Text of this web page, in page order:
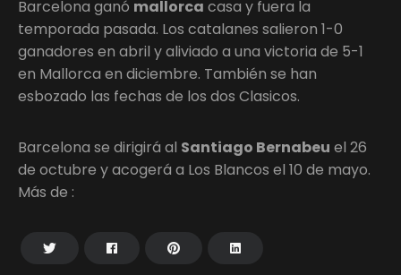
Barcelona ganó mallorca casa y fuera la
temporada pasada. Los catalanes salieron 1-0
ganadores en abril y aliviado a una victoria de 5-1
en Mallorca en diciembre. También se han
esbozado las fechas de los dos Clasicos.
Barcelona se dirigirá al Santiago Bernabeu el 26
de octubre y acogerá a Los Blancos el 10 de mayo.
Más de :